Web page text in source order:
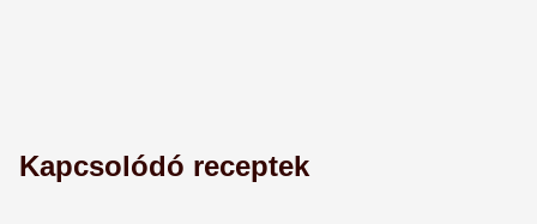
Kapcsolódó receptek